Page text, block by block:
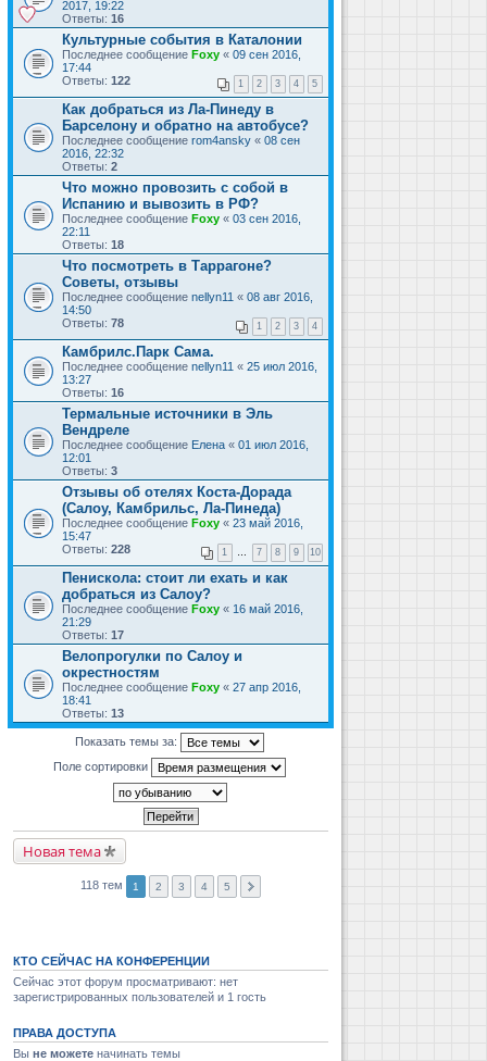
2017, 19:22
Ответы: 16
Культурные события в Каталонии
Последнее сообщение Foxy « 09 сен 2016,
17:44
Ответы: 122 1 2 3 4 5
Как добраться из Ла-Пинеду в
Барселону и обратно на автобусе?
Последнее сообщение rom4ansky « 08 сен
2016, 22:32
Ответы: 2
Что можно провозить с собой в
Испанию и вывозить в РФ?
Последнее сообщение Foxy « 03 сен 2016,
22:11
Ответы: 18
Что посмотреть в Таррагоне?
Советы, отзывы
Последнее сообщение nellyn11 « 08 авг 2016,
14:50
Ответы: 78 1 2 3 4
Камбрилс.Парк Сама.
Последнее сообщение nellyn11 « 25 июл 2016,
13:27
Ответы: 16
Термальные источники в Эль
Вендреле
Последнее сообщение Елена « 01 июл 2016,
12:01
Ответы: 3
Отзывы об отелях Коста-Дорада
(Салоу, Камбрильс, Ла-Пинеда)
Последнее сообщение Foxy « 23 май 2016,
15:47
Ответы: 228 1 … 7 8 9 10
Пенискола: стоит ли ехать и как
добраться из Салоу?
Последнее сообщение Foxy « 16 май 2016,
21:29
Ответы: 17
Велопрогулки по Салоу и
окрестностям
Последнее сообщение Foxy « 27 апр 2016,
18:41
Ответы: 13
Показать темы за:
Поле сортировки
Новая тема
118 тем 1 2 3 4 5
КТО СЕЙЧАС НА КОНФЕРЕНЦИИ
Сейчас этот форум просматривают: нет
зарегистрированных пользователей и 1 гость
ПРАВА ДОСТУПА
Вы не можете начинать темы